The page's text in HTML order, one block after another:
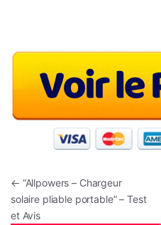
Navigation de
← “Allpowers – Chargeur
solaire pliable portable” – Test
et Avis